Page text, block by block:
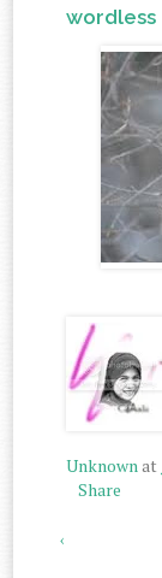
wordless
Unknownat
Share
‹